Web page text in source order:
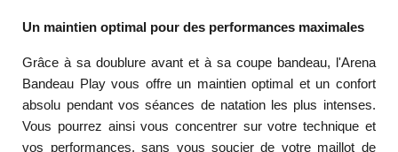
Un maintien optimal pour des performances maximales
Grâce à sa doublure avant et à sa coupe bandeau, l'Arena
Bandeau Play vous offre un maintien optimal et un confort
absolu pendant vos séances de natation les plus intenses.
Vous pourrez ainsi vous concentrer sur votre technique et
vos performances, sans vous soucier de votre maillot de